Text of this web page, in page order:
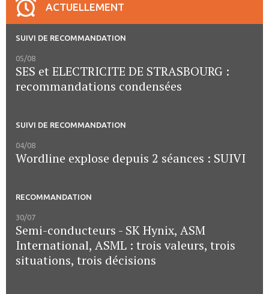
ACTUELLEMENT
SUIVI DE RECOMMANDATION
05/08
SES et ELECTRICITE DE STRASBOURG :
recommandations condensées
SUIVI DE RECOMMANDATION
04/08
Wordline explose depuis 2 séances : SUIVI
RECOMMANDATION
30/07
Semi-conducteurs - SK Hynix, ASM
International, ASML : trois valeurs, trois
situations, trois décisions